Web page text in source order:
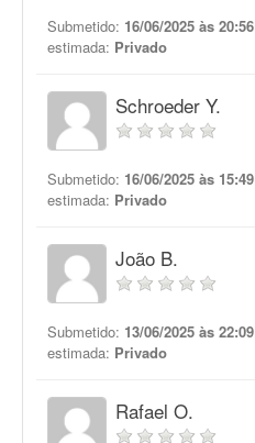
Submetido: 16/06/2025 às 20:56
estimada: Privado
Schroeder Y.
Submetido: 16/06/2025 às 15:49
estimada: Privado
João B.
Submetido: 13/06/2025 às 22:09
estimada: Privado
Rafael O.